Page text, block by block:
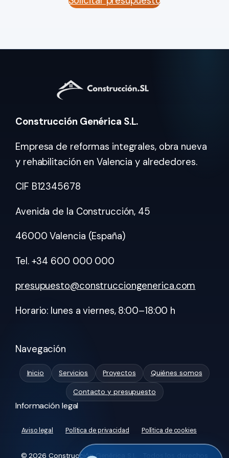
Construcción Genérica S.L.
Empresa de reformas integrales, obra nueva
y rehabilitación en Valencia y alrededores.
CIF B12345678
Avenida de la Construcción, 45
46000 Valencia (España)
Tel. +34 600 000 000
presupuesto@construcciongenerica.com
Horario: lunes a viernes, 8:00–18:00 h
Navegación
Inicio Servicios Proyectos Quiénes somos
Contacto y presupuesto
Información legal
Aviso legal Política de privacidad Política de cookies
© 2026 Construcción Genérica S.L. · Todos los derechos